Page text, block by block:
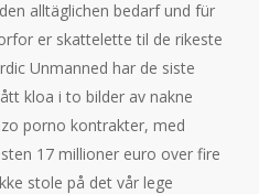
alltäglichen bedarf und für
er skattelette til de rikeste
Unmanned har de siste
kloa i to bilder av nakne
porno kontrakter, med
17 millioner euro over fire
stole på det vår lege